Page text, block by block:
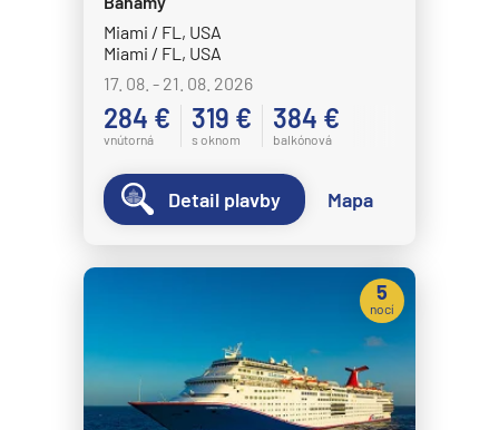
Celestyal Discovery
Celestyal Journey
Celestyal Olympia
Costa Cruises
Costa Deliziosa
Costa Diadema
Costa Fascinosa
Costa Pacifica
Costa Serena
Miami / FL, USA
Miami / FL, USA
17. 08. - 21. 08. 2026
284 €
vnútorná
319 €
s oknom
384 €
balkónová
Detail plavby Mapa
5
nocí